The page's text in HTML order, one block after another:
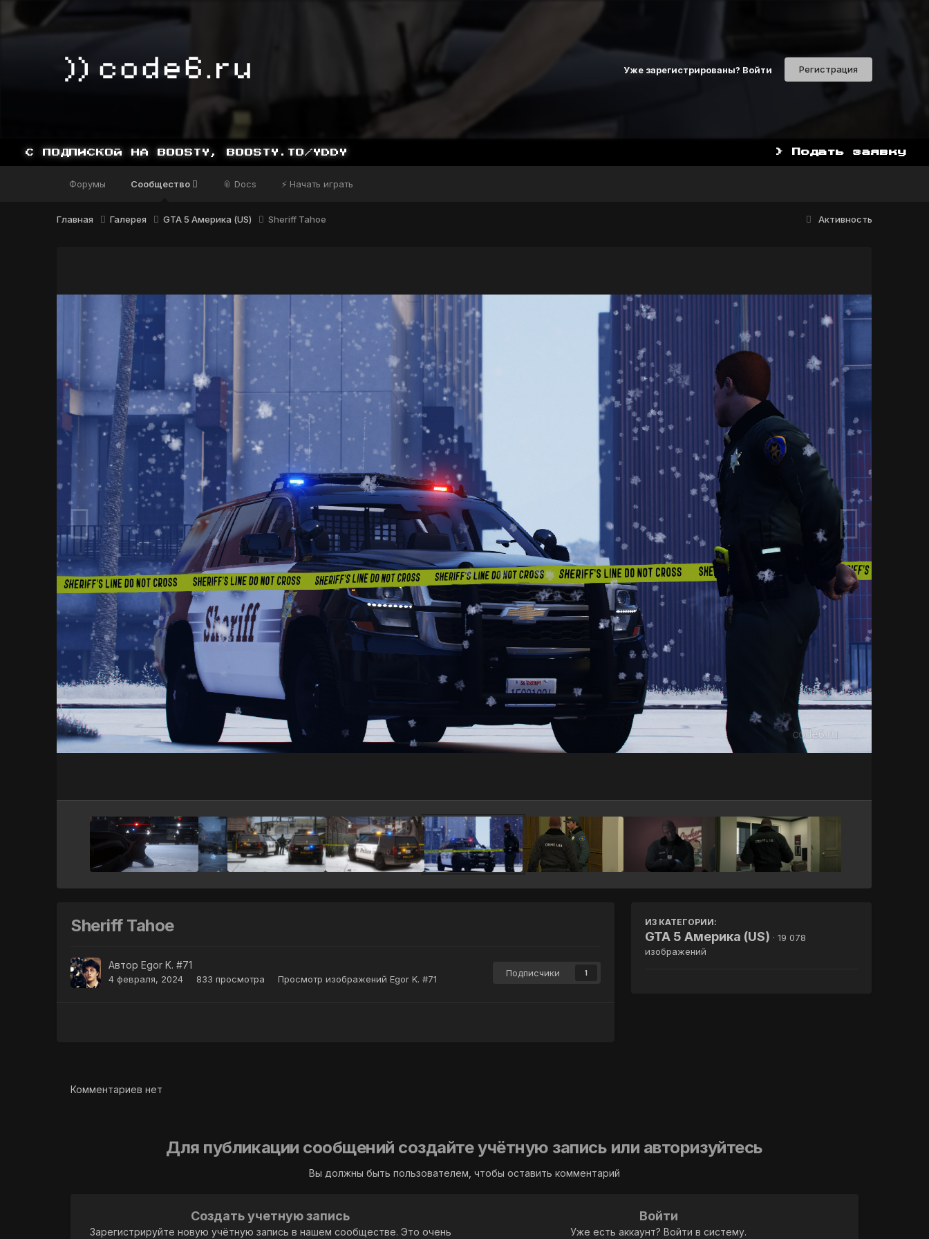
Уже зарегистрированы? Войти Регистрация
НА BOOSTY, BOOSTY.TO/YDDY > Подать заявку
Форумы Сообщество 📎 Docs ⚡ Начать играть
Активность
Главная Галерея GTA 5 Америка (US) Sheriff Tahoe
Sheriff Tahoe
АвторEgor K. #71
4 февраля, 2024 833 просмотра Просмотр изображений Egor K. #71
Подписчики 1
ИЗ КАТЕГОРИИ:
GTA 5 Америка (US) · 19 078
изображений
Комментариев нет
Для публикации сообщений создайте учётную запись или авторизуйтесь
Вы должны быть пользователем, чтобы оставить комментарий
Создать учетную запись
Зарегистрируйте новую учётную запись в нашем сообществе. Это очень
Войти
Уже есть аккаунт? Войти в систему.